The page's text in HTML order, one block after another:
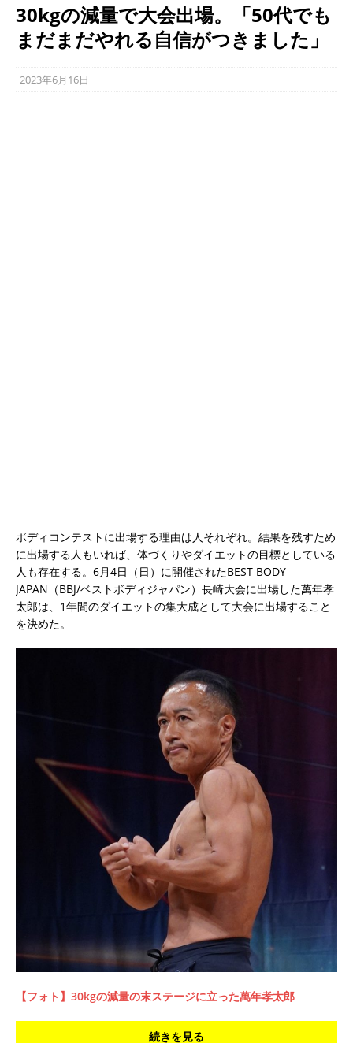
30kgの減量で大会出場。「50代でも
まだまだやれる自信がつきました」
2023年6月16日
ボディコンテストに出場する理由は人それぞれ。結果を残すため
に出場する人もいれば、体づくりやダイエットの目標としている
人も存在する。6月4日（日）に開催されたBEST BODY
JAPAN（BBJ/ベストボディジャパン）長崎大会に出場した萬年孝
太郎は、1年間のダイエットの集大成として大会に出場すること
を決めた。
【フォト】30kgの減量の末ステージに立った萬年孝太郎
続きを見る